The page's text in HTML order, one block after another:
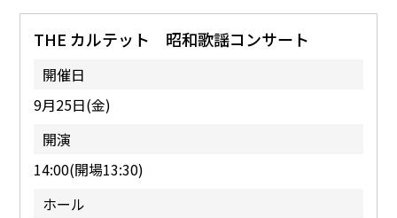
THE カルテット 昭和歌謡コンサート
開催日
9月25日(金)
開演
14:00(開場13:30)
ホール